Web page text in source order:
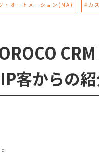
・オートメーション(MA) #カ
客からの